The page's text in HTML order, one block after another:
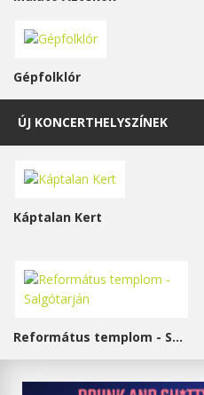
Gépfolklór
ÚJ KONCERTHELYSZÍNEK
Káptalan Kert
Református templom - Salgótarján